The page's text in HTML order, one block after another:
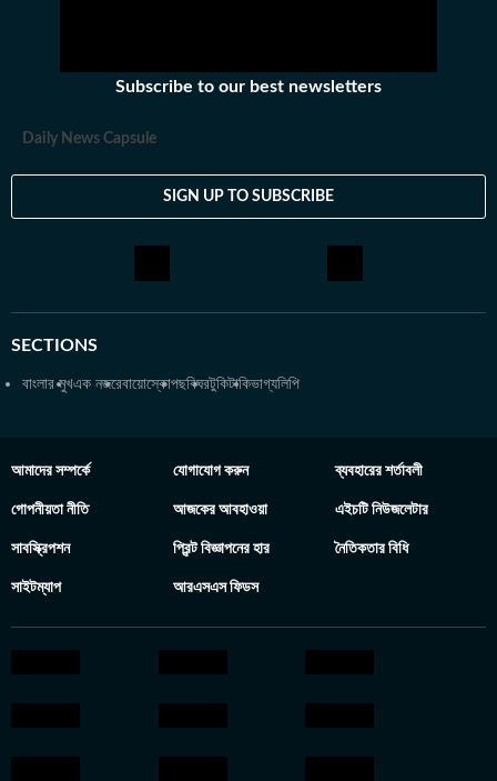
থেকে। এরপর কলকাতা বিশ্ববিদ্যালয় থেকে একই বিষয়ে স্নাতকোত্তর ডিগ্রি
বই পড়ে এবং বিভিন্ন বিষয়ে ডকুমেন্টারি দেখে।
Subscribe to our best newsletters
Daily News Capsule
SIGN UP TO SUBSCRIBE
SECTIONS
বাংলার মুখএক নজরেবায়োস্কোপছবিঘরটুকিটাকিভাগ্যলিপি
আমাদের সম্পর্কে যোগাযোগ করুন ব্যবহারের শর্তাবলী
গোপনীয়তা নীতি আজকের আবহাওয়া এইচটি নিউজলেটার
সাবস্ক্রিপশন প্রিন্ট বিজ্ঞাপনের হার নৈতিকতার বিধি
সাইটম্যাপ আরএসএস ফিডস